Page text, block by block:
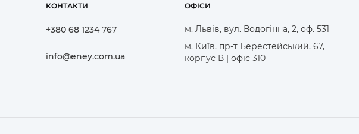
КОНТАКТИ
+380 68 1234 767
info@eney.com.ua
ОФІСИ
м. Львів, вул. Водогінна, 2, оф. 531
м. Київ, пр-т Берестейський, 67,
корпус В | офіс 310